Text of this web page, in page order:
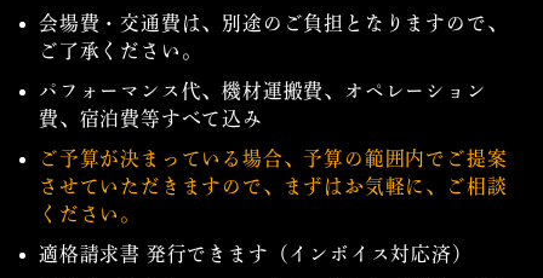
会場費・交通費は、別途のご負担となりますので、
ご了承ください。
パフォーマンス代、機材運搬費、オペレーション
費、宿泊費等すべて込み
ご予算が決まっている場合、予算の範囲内でご提案
させていただきますので、まずはお気軽に、ご相談
ください。
適格請求書 発行できます（インボイス対応済）